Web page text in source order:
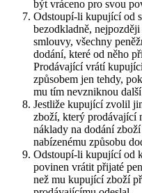
být vráceno pro svou
Odstoupí-li kupující od
bezodkladně,
smlouvy, všechny
dodání, které od něho
Prodávající vrátí
způsobem jen tehdy,
mu tím nevzniknou
Jestliže kupující zvolil
zboží, který prodávající
náklady na dodání
nabízenému způsobu
Odstoupí-li kupující od
povinen vrátit přijaté
než mu kupující zboží